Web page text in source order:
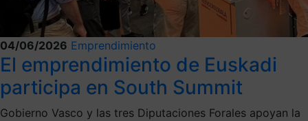
04/06/2026 Emprendimiento
El emprendimiento de Euskadi
participa en South Summit
Gobierno Vasco y las tres Diputaciones Forales apoyan la